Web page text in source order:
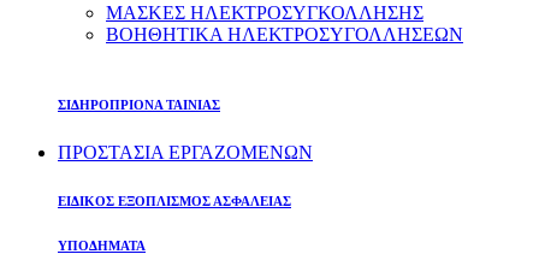
ΜΑΣΚΕΣ ΗΛΕΚΤΡΟΣΥΓΚΟΛΛΗΣΗΣ
ΒΟΗΘΗΤΙΚΑ ΗΛΕΚΤΡΟΣΥΓΟΛΛΗΣΕΩΝ
ΣΙΔΗΡΟΠΡΙΟΝΑ ΤΑΙΝΙΑΣ
ΠΡΟΣΤΑΣΙΑ ΕΡΓΑΖΟΜΕΝΩΝ
ΕΙΔΙΚΟΣ ΕΞΟΠΛΙΣΜΟΣ ΑΣΦΑΛΕΙΑΣ
ΥΠΟΔΗΜΑΤΑ